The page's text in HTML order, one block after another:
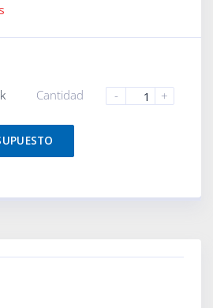
Cantidad - +